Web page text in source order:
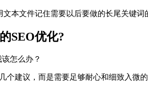
本文件记住需要以后要做的长尾关键词
SEO优化?
怎么办？
个建议，而是需要足够耐心和细致入微